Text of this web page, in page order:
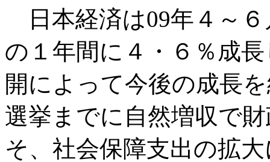
日本経済は09年４～
の１年間に４・６％成
開によって今後の成長
選挙までに自然増収で
そ、社会保障支出の拡